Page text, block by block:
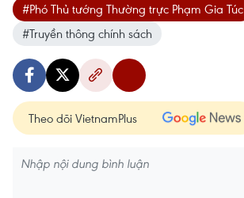
#Phó Thủ tướng Thường trực Phạm Gia Túc
#Truyền thông chính sách
Theo dõi VietnamPlus